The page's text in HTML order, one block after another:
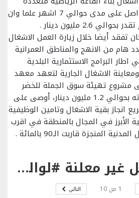
الاختصاصات والتي ستتواصل على مدى حوالي 7 اشهر علما وان
2.6 مليون دينار .
تفقد أيضا خلال زيارة العمل الاشغال
هام من الانهج والمناطق العمرانية
البرامج الاستثمارية البلدية
دينار ، ومعاينة الاشغال الجارية لتعهد معهد
مشروع تهيئة سوق الجملة للخضر
والغلال المقدرة اعتماداته بحوالي 1.2 مليون دينار، أوصى على
انجاز بقية الاشغال وتامين الوظيفية
الأبرز في المجال بالمنطقة في اقرب
المنجزة قاربت الـ90 بالمائة .
*إثر زيارة عمل غير معلنة #لوالي #بنزرت : *قريبا إستكمال كافة الاشغال المدنية الخاصة بمشروع قسم الاستعجالي بماطر.
1 من10 التالي